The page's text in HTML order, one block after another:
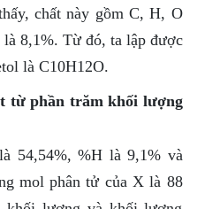
chất này gồm C, H, O
8,1%. Từ đó, ta lập được
là C10H12O.
từ phần trăm khối lượng
54,54%, %H là 9,1% và
mol phân tử của X là 88